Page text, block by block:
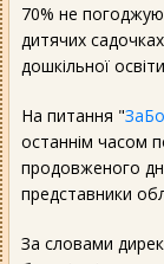
70% не
дитячих
дошкільної
На питання "
останнім часом
продовженого
представники
За словами